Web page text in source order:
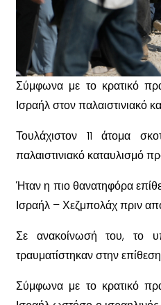
Σύμφωνα με το κρατικό
Ισραήλ στον παλαιστινιακό
Τουλάχιστον 11 άτομα
παλαιστινιακό καταυλισμό
Ήταν η πιο θανατηφόρα
Ισραήλ – Χεζμπολάχ πριν
Σε ανακοίνωσή του, το
τραυματίστηκαν στην
Σύμφωνα με το κρατικό